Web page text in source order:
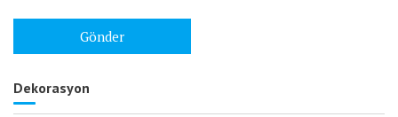
Dekorasyon